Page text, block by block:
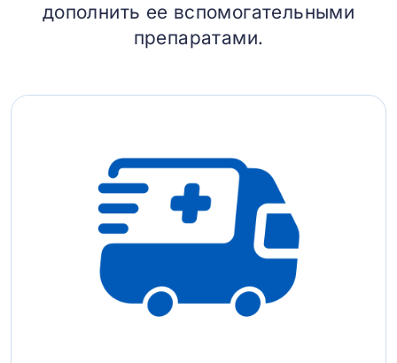
дополнить ее вспомогательными
препаратами.